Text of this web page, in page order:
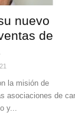
nuevo
de
la misión de
asociaciones de
y...